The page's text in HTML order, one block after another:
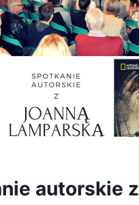
autorskie z